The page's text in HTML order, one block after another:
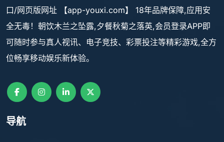
口/网页版网址 【app-youxi.com】 18年品牌保障,应用安
全无毒！朝饮木兰之坠露,夕餐秋菊之落英,会员登录APP即
可随时参与真人视讯、电子竞技、彩票投注等精彩游戏,全方
位畅享移动娱乐新体验。
导航